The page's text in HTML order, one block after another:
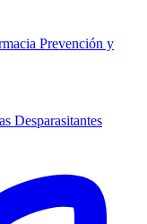
Prevención y
Desparasitantes